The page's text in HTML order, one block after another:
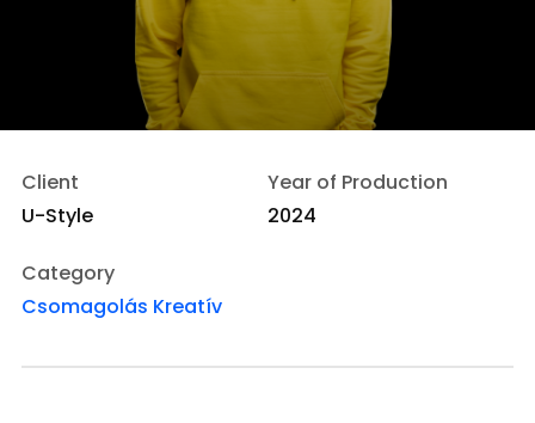
Client
U-Style
Year of Production
2024
Category
Csomagolás Kreatív